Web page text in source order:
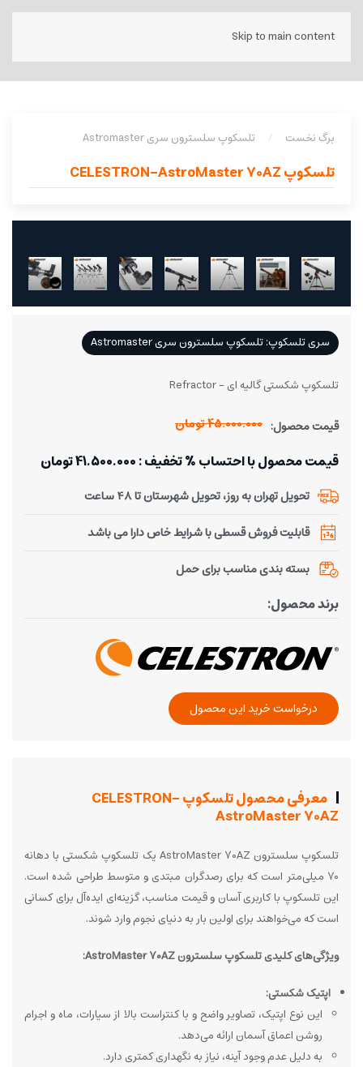
Skip to main content
برگ نخست تلسکوپ سلسترون سری Astromaster
تلسکوپ CELESTRON-AstroMaster 70AZ
سری تلسکوپ: تلسکوپ سلسترون سری Astromaster
تلسکوپ شکستی گالیه ای - Refractor
قیمت محصول: 45.000.000 تومان
قیمت محصول با احتساب % تخفیف : 41.500.000 تومان
تحویل تهران به روز، تحویل شهرستان تا 48 ساعت
قابلیت فروش قسطی با شرایط خاص دارا می باشد
بسته بندی مناسب برای حمل
برند محصول:
درخواست خرید این محصول
معرفی محصول تلسکوپ CELESTRON-
AstroMaster 70AZ
تلسکوپ سلسترون AstroMaster 70AZ یک تلسکوپ شکستی با دهانه
70 میلی‌متر است که برای رصدگران مبتدی و متوسط طراحی شده است.
این تلسکوپ با کاربری آسان و قیمت مناسب، گزینه‌ای ایده‌آل برای کسانی
است که می‌خواهند برای اولین بار به دنیای نجوم وارد شوند.
ویژگی‌های کلیدی تلسکوپ سلسترون AstroMaster 70AZ:
اپتیک شکستی:
این نوع اپتیک، تصاویر واضح و با کنتراست بالا از سیارات، ماه و اجرام
روشن اعماق آسمان ارائه می‌دهد.
به دلیل عدم وجود آینه، نیاز به نگهداری کمتری دارد.